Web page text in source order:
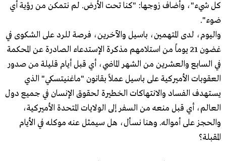
كل شيء"، وأضاف زوجها: "كنا تحت الأرض. لم نتمكن من رؤية أي
ضوء".
واليوم، لدى المتهمين، باسيل والآخرين، فرصة للرد على الشكوى في
غضون 21 يوماً من استلامهم مذكرة الإستدعاء الصادرة عن المحكمة
في السابع والعشرين من الشهر الماضي، أي قبل أيام قليلة من صدور
العقوبات الأميركية على باسيل عملاً بقانون "ماغنيتسكي" الذي
يستهدف الفساد والانتهاكات الخطيرة لحقوق الإنسان في جميع دول
العالم، أي قبل منعه من السفر إلى الولايات المتحدة الأميركية،
والحجز على أمواله. وهنا نسأل، هل سيمثل عنه موكله في الأيام
المقبلة؟